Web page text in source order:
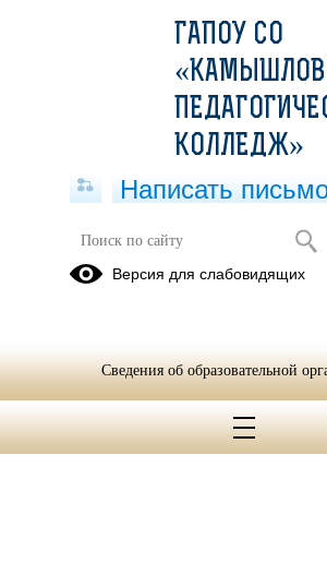
ГАПОУ СО
КОЛЛЕДЖ»
Написать
Версия для слабовидящих
Сведения об образовательной